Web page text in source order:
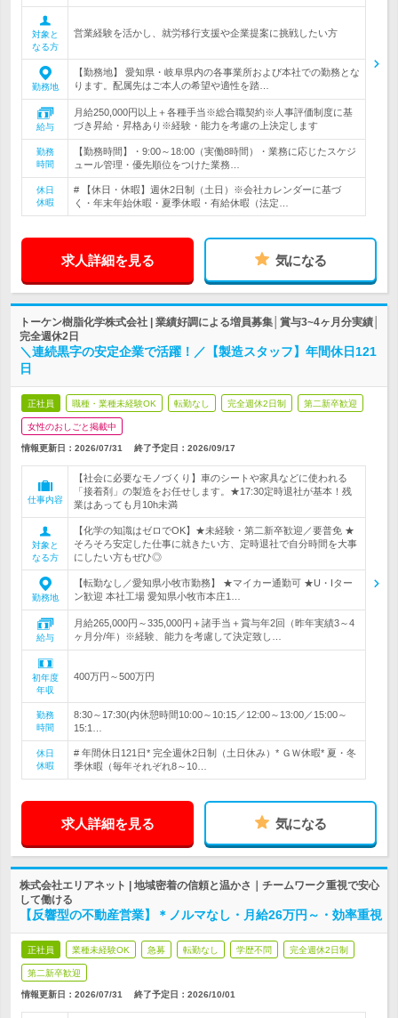
対象と
なる方
営業経験を活かし、就労移行支援や企業提案に挑戦したい方
勤務地
【勤務地】 愛知県・岐阜県内の各事業所および本社での勤務とな
ります。配属先はご本人の希望や適性を踏…
給与
月給250,000円以上＋各種手当※総合職契約※人事評価制度に基
づき昇給・昇格あり※経験・能力を考慮の上決定します
勤務
時間
【勤務時間】・9:00～18:00（実働8時間）・業務に応じたスケジ
ュール管理・優先順位をつけた業務…
休日
休暇
# 【休日・休暇】週休2日制（土日）※会社カレンダーに基づ
く・年末年始休暇・夏季休暇・有給休暇（法定…
求人詳細を見る 気になる
トーケン樹脂化学株式会社 | 業績好調による増員募集│賞与3~4ヶ月分実績│
完全週休2日
＼連続黒字の安定企業で活躍！／【製造スタッフ】年間休日121
日
正社員 職種・業種未経験OK 転勤なし 完全週休2日制 第二新卒歓迎
女性のおしごと掲載中
情報更新日：2026/07/31 終了予定日： 2026/09/17
仕事内容
【社会に必要なモノづくり】車のシートや家具などに使われる
「接着剤」の製造をお任せします。★17:30定時退社が基本！残
業はあっても月10h未満
対象と
なる方
【化学の知識はゼロでOK】★未経験・第二新卒歓迎／要普免 ★
そろそろ安定した仕事に就きたい方、定時退社で自分時間を大事
にしたい方もぜひ◎
勤務地
【転勤なし／愛知県小牧市勤務】 ★マイカー通勤可 ★U・Iター
ン歓迎 本社工場 愛知県小牧市本庄1…
給与
月給265,000円～335,000円＋諸手当＋賞与年2回（昨年実績3～4
ヶ月分/年）※経験、能力を考慮して決定致し…
初年度
年収
400万円～500万円
勤務
時間
8:30～17:30(内休憩時間10:00～10:15／12:00～13:00／15:00～
15:1…
休日
休暇
# 年間休日121日* 完全週休2日制（土日休み）* ＧＷ休暇* 夏・冬
季休暇（毎年それぞれ8～10…
求人詳細を見る 気になる
株式会社エリアネット | 地域密着の信頼と温かさ｜チームワーク重視で安心
して働ける
【反響型の不動産営業】＊ノルマなし・月給26万円～・効率重視
正社員 業種未経験OK 急募 転勤なし 学歴不問 完全週休2日制
第二新卒歓迎
情報更新日：2026/07/31 終了予定日： 2026/10/01